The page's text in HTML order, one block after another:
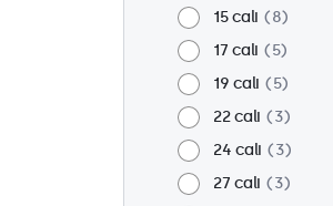
15 cali
8
17 cali
5
19 cali
5
22 cali
3
24 cali
3
27 cali
3